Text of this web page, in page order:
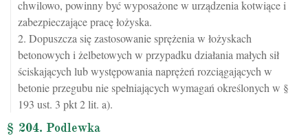
chwilowo, powinny być wyposażone w urządzenia kotwiące i
zabezpieczające pracę łożyska.
2. Dopuszcza się zastosowanie sprężenia w łożyskach
betonowych i żelbetowych w przypadku działania małych sił
ściskających lub występowania naprężeń rozciągających w
betonie przegubu nie spełniających wymagań określonych w §
193 ust. 3 pkt 2 lit. a).
§ 204. Podlewka